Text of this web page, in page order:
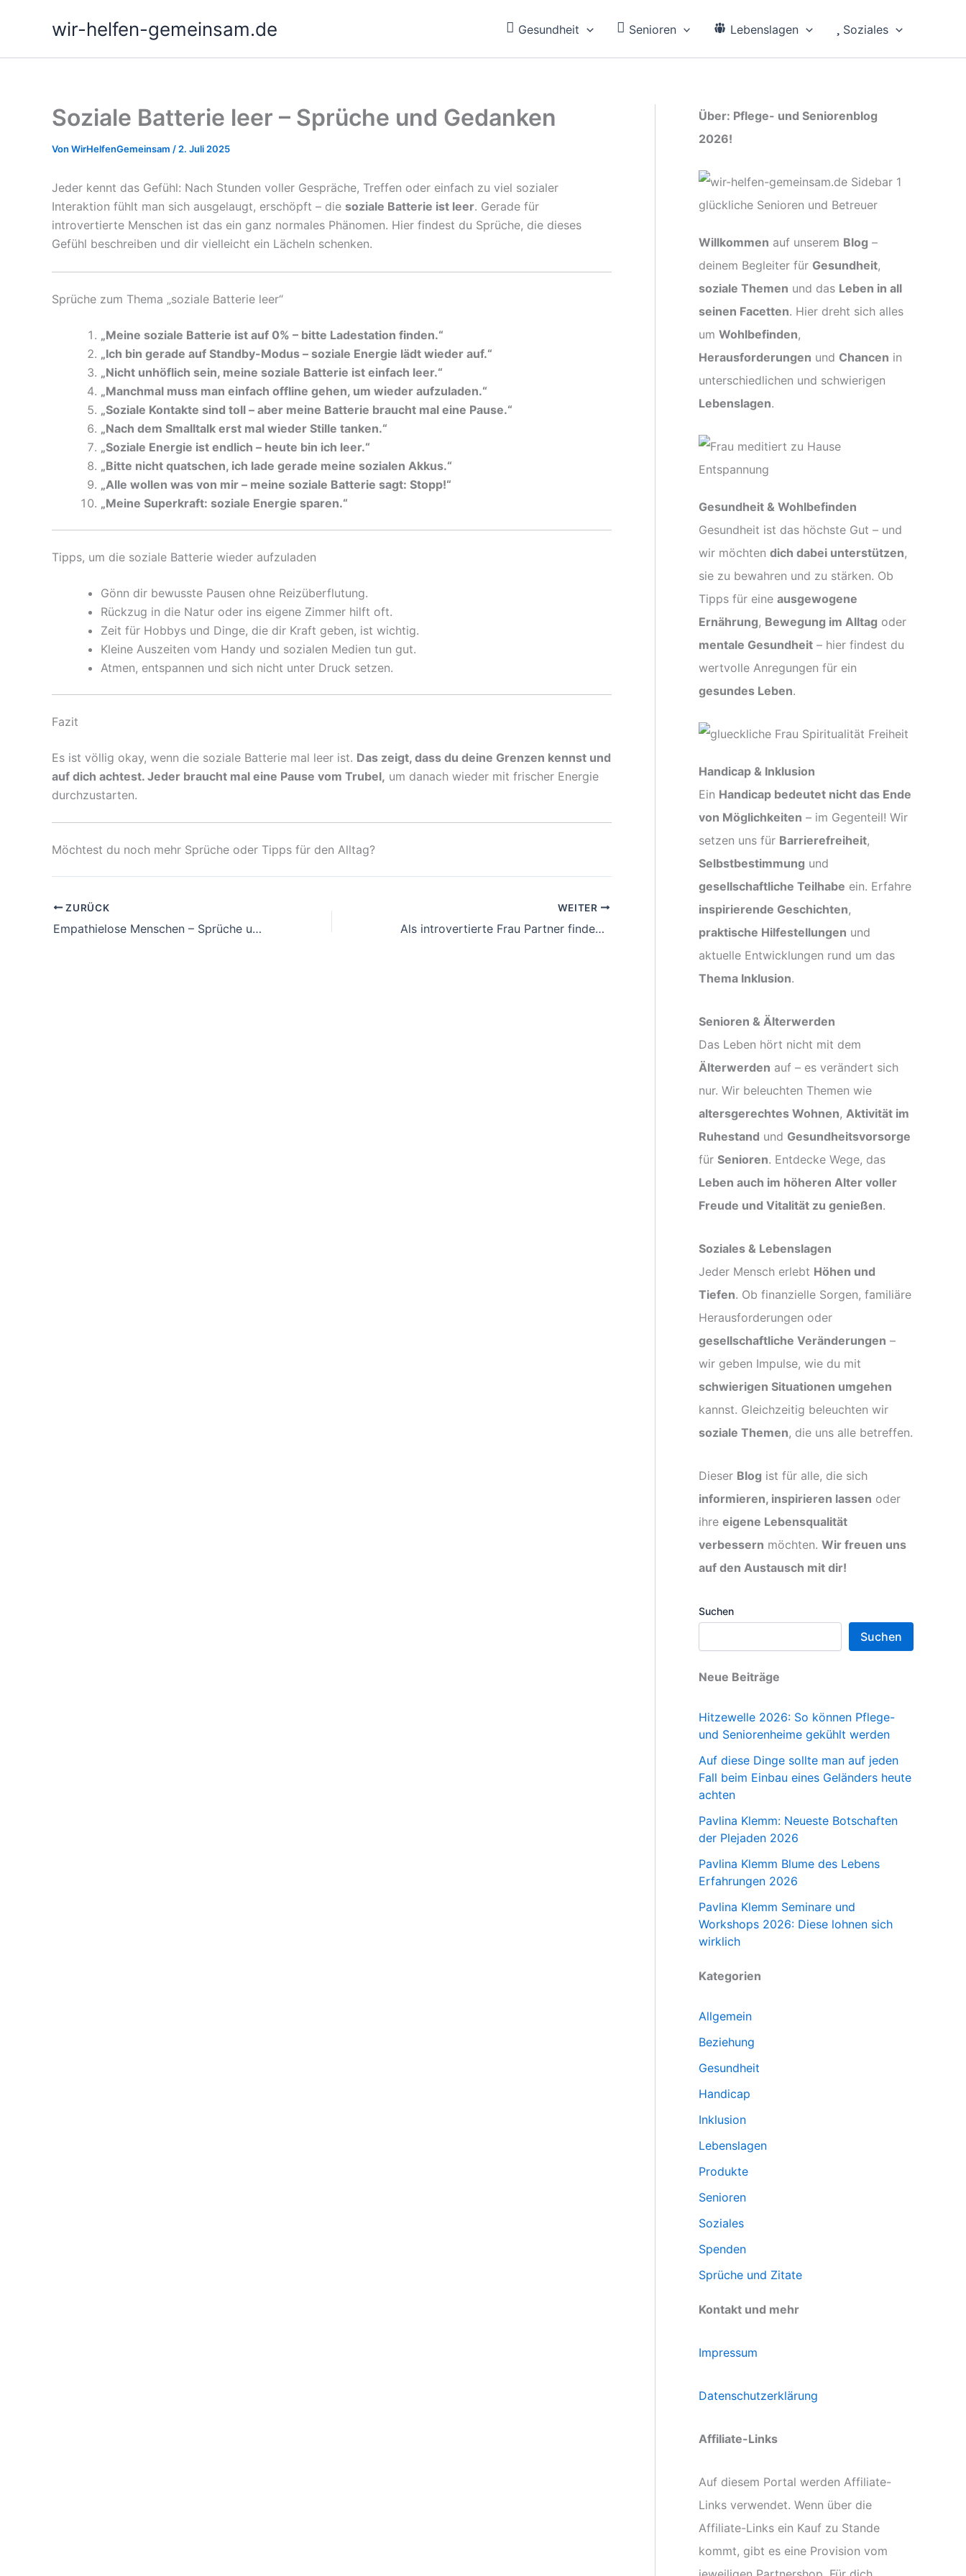
wir-helfen-gemeinsam.de Gesundheit Senioren Lebenslagen Soziales
Soziale Batterie leer – Sprüche und Gedanken
Von WirHelfenGemeinsam / 2. Juli 2025
Jeder kennt das Gefühl: Nach Stunden voller Gespräche, Treffen oder einfach zu viel sozialer
Interaktion fühlt man sich ausgelaugt, erschöpft – die soziale Batterie ist leer. Gerade für
introvertierte Menschen ist das ein ganz normales Phänomen. Hier findest du Sprüche, die dieses
Gefühl beschreiben und dir vielleicht ein Lächeln schenken.
Sprüche zum Thema „soziale Batterie leer“
„Meine soziale Batterie ist auf 0% – bitte Ladestation finden.“
„Ich bin gerade auf Standby-Modus – soziale Energie lädt wieder auf.“
„Nicht unhöflich sein, meine soziale Batterie ist einfach leer.“
„Manchmal muss man einfach offline gehen, um wieder aufzuladen.“
„Soziale Kontakte sind toll – aber meine Batterie braucht mal eine Pause.“
„Nach dem Smalltalk erst mal wieder Stille tanken.“
„Soziale Energie ist endlich – heute bin ich leer.“
„Bitte nicht quatschen, ich lade gerade meine sozialen Akkus.“
„Alle wollen was von mir – meine soziale Batterie sagt: Stopp!“
„Meine Superkraft: soziale Energie sparen.“
Tipps, um die soziale Batterie wieder aufzuladen
Gönn dir bewusste Pausen ohne Reizüberflutung.
Rückzug in die Natur oder ins eigene Zimmer hilft oft.
Zeit für Hobbys und Dinge, die dir Kraft geben, ist wichtig.
Kleine Auszeiten vom Handy und sozialen Medien tun gut.
Atmen, entspannen und sich nicht unter Druck setzen.
Fazit
Es ist völlig okay, wenn die soziale Batterie mal leer ist. Das zeigt, dass du deine Grenzen kennst und
auf dich achtest. Jeder braucht mal eine Pause vom Trubel, um danach wieder mit frischer Energie
durchzustarten.
Möchtest du noch mehr Sprüche oder Tipps für den Alltag?
ZURÜCK
Empathielose Menschen – Sprüche und Gedanken
WEITER
Als introvertierte Frau Partner finden – Tipps und Erfahrungen
Über: Pflege- und Seniorenblog
2026!
Willkommen auf unserem Blog –
deinem Begleiter für Gesundheit,
soziale Themen und das Leben in all
seinen Facetten. Hier dreht sich alles
um Wohlbefinden,
Herausforderungen und Chancen in
unterschiedlichen und schwierigen
Lebenslagen.
Gesundheit & Wohlbefinden
Gesundheit ist das höchste Gut – und
wir möchten dich dabei unterstützen,
sie zu bewahren und zu stärken. Ob
Tipps für eine ausgewogene
Ernährung, Bewegung im Alltag oder
mentale Gesundheit – hier findest du
wertvolle Anregungen für ein
gesundes Leben.
Handicap & Inklusion
Ein Handicap bedeutet nicht das Ende
von Möglichkeiten – im Gegenteil! Wir
setzen uns für Barrierefreiheit,
Selbstbestimmung und
gesellschaftliche Teilhabe ein. Erfahre
inspirierende Geschichten,
praktische Hilfestellungen und
aktuelle Entwicklungen rund um das
Thema Inklusion.
Senioren & Älterwerden
Das Leben hört nicht mit dem
Älterwerden auf – es verändert sich
nur. Wir beleuchten Themen wie
altersgerechtes Wohnen, Aktivität im
Ruhestand und Gesundheitsvorsorge
für Senioren. Entdecke Wege, das
Leben auch im höheren Alter voller
Freude und Vitalität zu genießen.
Soziales & Lebenslagen
Jeder Mensch erlebt Höhen und
Tiefen. Ob finanzielle Sorgen, familiäre
Herausforderungen oder
gesellschaftliche Veränderungen –
wir geben Impulse, wie du mit
schwierigen Situationen umgehen
kannst. Gleichzeitig beleuchten wir
soziale Themen, die uns alle betreffen.
Dieser Blog ist für alle, die sich
informieren, inspirieren lassen oder
ihre eigene Lebensqualität
verbessern möchten. Wir freuen uns
auf den Austausch mit dir!
Suchen
Suchen
Neue Beiträge
Hitzewelle 2026: So können Pflege-
und Seniorenheime gekühlt werden
Auf diese Dinge sollte man auf jeden
Fall beim Einbau eines Geländers heute
achten
Pavlina Klemm: Neueste Botschaften
der Plejaden 2026
Pavlina Klemm Blume des Lebens
Erfahrungen 2026
Pavlina Klemm Seminare und
Workshops 2026: Diese lohnen sich
wirklich
Kategorien
Allgemein
Beziehung
Gesundheit
Handicap
Inklusion
Lebenslagen
Produkte
Senioren
Soziales
Spenden
Sprüche und Zitate
Kontakt und mehr
Impressum
Datenschutzerklärung
Affiliate-Links
Auf diesem Portal werden Affiliate-
Links verwendet. Wenn über die
Affiliate-Links ein Kauf zu Stande
kommt, gibt es eine Provision vom